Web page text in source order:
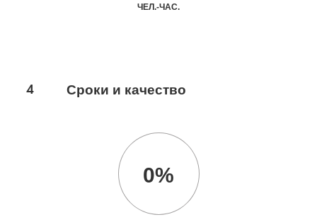
ЧЕЛ.-ЧАС.
4 Сроки и качество
0%